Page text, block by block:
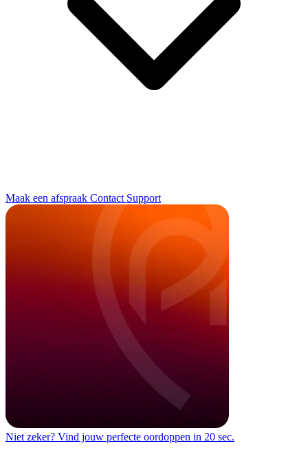
Maak een afspraak Contact Support
Niet zeker? Vind jouw perfecte oordoppen in 20 sec.